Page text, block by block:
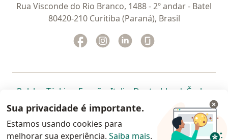
Rua Visconde do Rio Branco, 1488 - 2º andar - Batel
80420-210 Curitiba (Paraná), Brasil
Facebook
abre num novo separador
Instagram
abre num novo separador
Linkedin
abre num novo
Polska abre num novo separador
Türkiye abre num novo separador
España abre num novo separador
Italia abre num novo
Deutschlandabre num
Česko
Portugal abre num novo separador
, México abre num novo separador
, abre num novo separador
Brasil abre num novoabre num
abre
Colombia abre num novo
www.doctoralia.com.br © 2026 - Agende agora sua
Sua privacidade é importante.
Estamos usando cookies para
melhorar sua experiência. Saiba mais.